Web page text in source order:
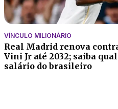
VÍNCULO MILIONÁRIO
Real Madrid renova
Vini Jr até 2032; saiba
salário do brasileiro